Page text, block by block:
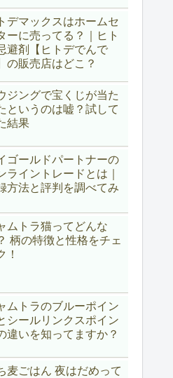
デマックスはホームセ
ーに売ってる？｜ヒト
避剤【ヒトデでんで
の販売店はどこ？
ジングで宝くじが当た
というのは嘘？試して
結果
ゴールドパートナーの
ライントレードとは｜
方法と評判を調べてみ
ムトラ猫ってどんな
柄の特徴と性格をチェ
！
ムトラのブルーポイン
シールリンクスポイン
違いを知ってますか？
麦ごはん 夜はだめって